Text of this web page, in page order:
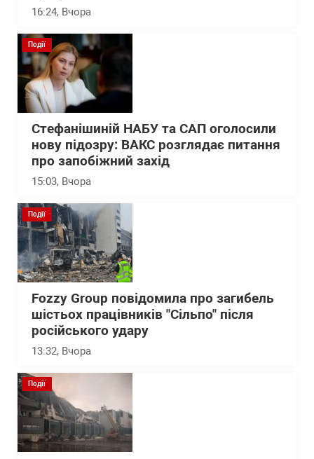
16:24, Вчора
Події
Стефанішиній НАБУ та САП оголосили
нову підозру: ВАКС розглядає питання
про запобіжний захід
15:03, Вчора
Події
Fozzy Group повідомила про загибель
шістьох працівників "Сільпо" після
російського удару
13:32, Вчора
Події